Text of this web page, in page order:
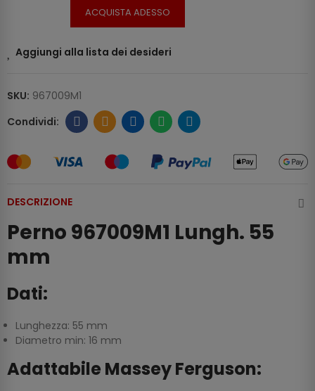
ACQUISTA ADESSO
Aggiungi alla lista dei desideri
SKU: 967009M1
DESCRIZIONE
Perno 967009M1 Lungh. 55
mm
Dati:
Lunghezza: 55 mm
Diametro min: 16 mm
Adattabile Massey Ferguson: